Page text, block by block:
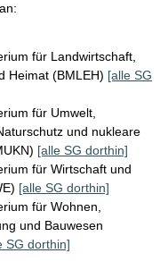
für Landwirtschaft,
Heimat (BMLEH) [alle SG
für Umwelt,
und nukleare
[alle SG dorthin]
für Wirtschaft und
[alle SG dorthin]
für Wohnen,
und Bauwesen
SG dorthin]